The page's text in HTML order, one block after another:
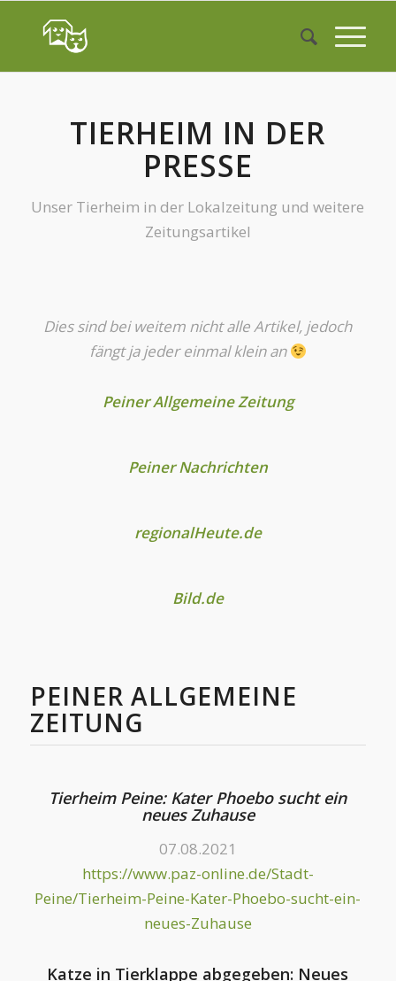
TIERHEIM IN DER
PRESSE
Unser Tierheim in der Lokalzeitung und weitere
Zeitungsartikel
Dies sind bei weitem nicht alle Artikel, jedoch
fängt ja jeder einmal klein an
Peiner Allgemeine Zeitung
Peiner Nachrichten
regionalHeute.de
Bild.de
PEINER ALLGEMEINE
ZEITUNG
Tierheim Peine: Kater Phoebo sucht ein
neues Zuhause
07.08.2021
https://www.paz-online.de/Stadt-
Peine/Tierheim-Peine-Kater-Phoebo-sucht-ein-
neues-Zuhause
Katze in Tierklappe abgegeben: Neues